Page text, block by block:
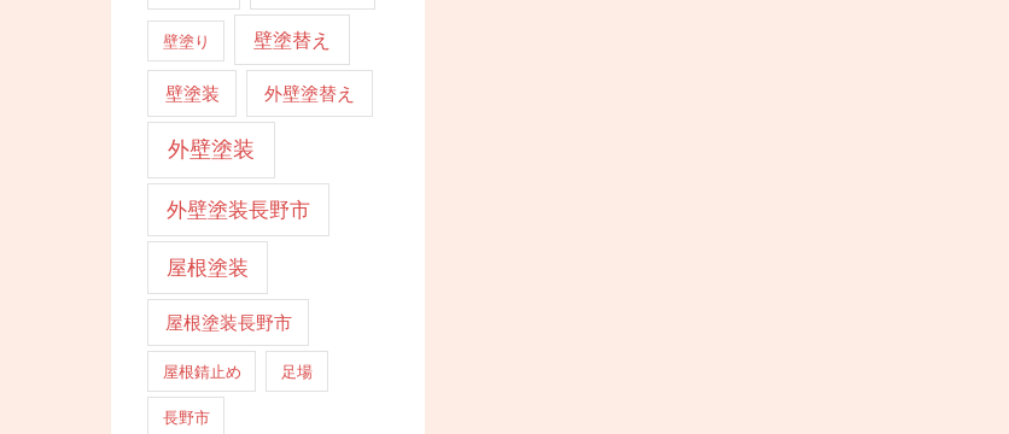
壁塗り 壁塗替え
壁塗装 外壁塗替え
外壁塗装
外壁塗装長野市
屋根塗装
屋根塗装長野市
屋根錆止め 足場
長野市